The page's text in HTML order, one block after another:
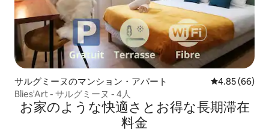
サルグミーヌのマンション・アパート レビュー66
4.85 (66)
Blies'Art - サルグミーヌ - 4人
お家のような快⁠適⁠さ⁠とお⁠得⁠な長⁠期⁠滞⁠在
料⁠金